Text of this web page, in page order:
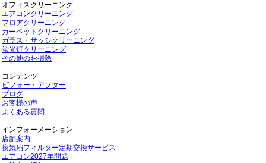
オフィスクリーニング
エアコンクリーニング
フロアクリーニング
カーペットクリーニング
ガラス・サッシクリーニング
蛍光灯クリーニング
その他のお掃除
コンテンツ
ビフォー・アフター
ブログ
お客様の声
よくある質問
インフォーメーション
店舗案内
換気扇フィルター定期交換サービス
エアコン2027年問題